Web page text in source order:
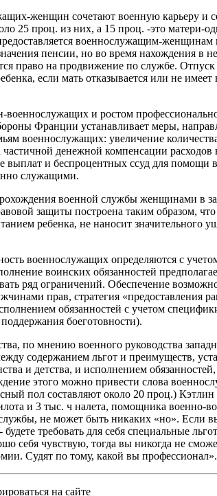
женщин сочетают военную карьеру и
25 проц. из них, а 15 проц. -это матери-
военнослужащим-женщинам
пенсии, но во время нахождения в
право на продвижение по службе. Отпуск
если мать отказывается или не
и ростом
Франции устанавливает меры,
военнослужащих: увеличение
денежной компенсации расходов
выплат и беспроцентных ссуд для помощи
служащими.
военной службы женщинами в
защиты построена таким образом, что
ребенка, не наносит значительного
военнослужащих определяются с
воинских обязанностей
ряд ограничений. Обеспечение
прав, стратегия «предоставления
обязанностей с учетом
боеготовности).
по мнению военного руководства
содержанием льгот и преимуществ,
и детства, и исполнением
этого можно привести слова
пол составляют около 20 проц.)
и 3 тыс. ч налета, помощника военно-
не может быть никаких «но». Если
требовать для себя специальные
себя чувствую, тогда вы никогда не
Судят по тому, какой вы профессионал».
на сайте